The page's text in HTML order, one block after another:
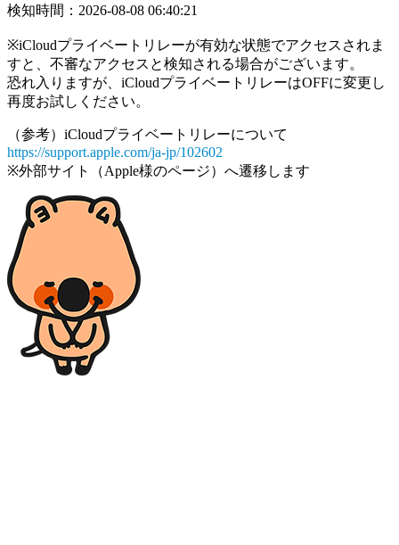
検知時間：2026-08-08 06:40:21
※iCloudプライベートリレーが有効な状態でアクセスされま
すと、不審なアクセスと検知される場合がございます。
恐れ入りますが、iCloudプライベートリレーはOFFに変更し
再度お試しください。
（参考）iCloudプライベートリレーについて
https://support.apple.com/ja-jp/102602
※外部サイト（Apple様のページ）へ遷移します